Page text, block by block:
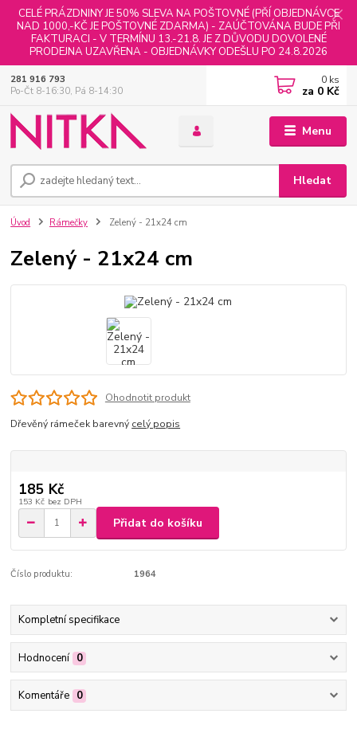
CELÉ PRÁZDNINY JE 50% SLEVA NA POŠTOVNÉ (PŘÍ OBJEDNÁVCE
NAD 1000,-KČ JE POŠTOVNÉ ZDARMA) - ZAÚČTOVÁNA BUDE PŘI
FAKTURACI - V TERMÍNU 13.-21.8. JE Z DŮVODU DOVOLENÉ
PRODEJNA UZAVŘENA - OBJEDNÁVKY ODEŠLU PO 24.8.2026
Menu
Hledat
281 916 793
Po-Čt 8-16:30, Pá 8-14:30
0 ks
za 0 Kč
Úvod Rámečky Zelený - 21x24 cm
Zelený - 21x24 cm
Ohodnotit produkt
Dřevěný rámeček barevný celý popis
185 Kč
153 Kč bez DPH
Přidat do košíku
Číslo produktu: 1964
Kompletní specifikace
Hodnocení 0
Komentáře 0